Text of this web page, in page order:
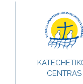
CENTRAS